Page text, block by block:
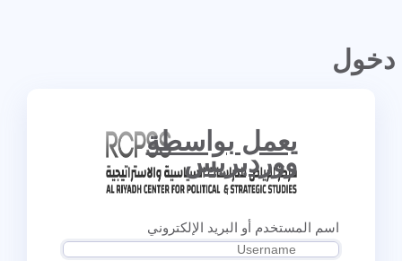
دخول
يعمل بواسطة
ووردبريس
اسم المستخدم أو البريد الإلكتروني